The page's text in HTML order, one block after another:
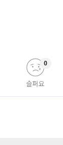
슬퍼요
0